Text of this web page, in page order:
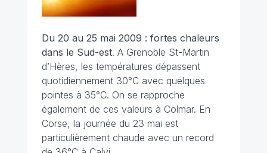
Du 20 au 25 mai 2009 : fortes chaleurs
dans le Sud-est. A Grenoble St-Martin
d’Hères, les températures dépassent
quotidiennement 30°C avec quelques
pointes à 35°C. On se rapproche
également de ces valeurs à Colmar. En
Corse, la journée du 23 mai est
particulièrement chaude avec un record